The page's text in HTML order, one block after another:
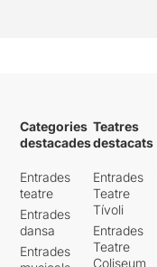
Categories
destacades
Entrades
teatre
Entrades
dansa
Entrades
Teatres
destacats
Entrades
Teatre
Tívoli
Entrades
Teatre
Coliseum